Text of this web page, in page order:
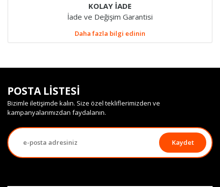
KOLAY İADE
İade ve Değişim Garantisi
Daha fazla bilgi edinin
POSTA LİSTESİ
Bizimle iletişimde kalın. Size özel tekliflerimizden ve
kampanyalarımızdan faydalanın.
Kaydet